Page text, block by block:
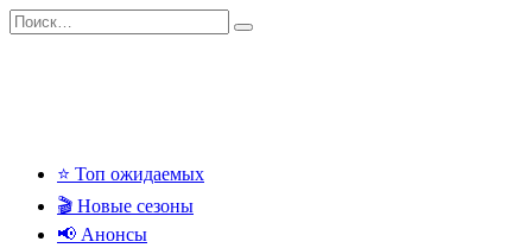
Перейти
к
Search
for:
⭐ Топ ожидаемых
🎬 Новые сезоны
📢 Анонсы